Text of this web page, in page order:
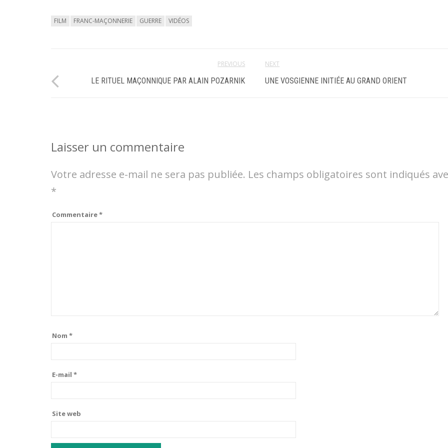
FILM FRANC-MAÇONNERIE GUERRE VIDÉOS
PREVIOUS
LE RITUEL MAÇONNIQUE PAR ALAIN POZARNIK
NEXT
UNE VOSGIENNE INITIÉE AU GRAND ORIENT
Laisser un commentaire
Votre adresse e-mail ne sera pas publiée. Les champs obligatoires sont indiqués
*
Commentaire*
Nom *
E-mail *
Site web